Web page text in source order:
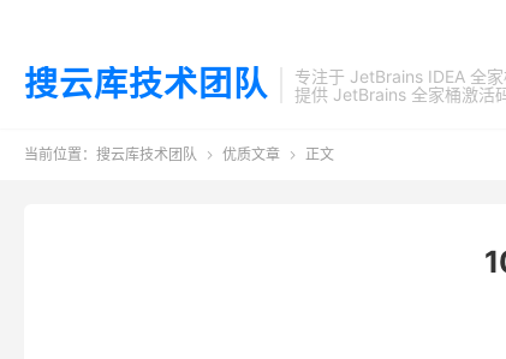
搜云库技术团队
专注于 JetBrains IDEA 全
提供 JetBrains 全家桶激活
当前位置： 搜云库技术团队  优质文章  正文